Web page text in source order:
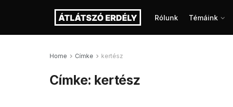
Rólunk Témáink
Home Címke kertész
Címke: kertész